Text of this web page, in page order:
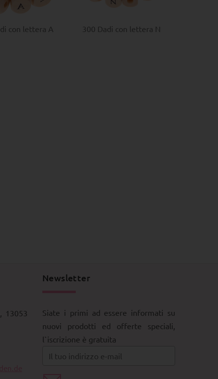
con lettera A 300 Dadi con lettera N
13053
Newsletter
Siate i primi ad essere informati su
nuovi prodotti ed offerte speciali,
l`iscrizione è gratuita